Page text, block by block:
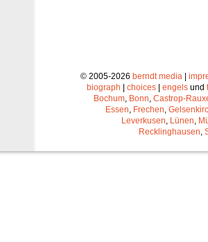
© 2005-2026 berndt media|
biograph
choices engels und
Bochum, Bonn, Castrop-
Essen, Frechen,
Leverkusen, Lünen,
Recklinghausen,